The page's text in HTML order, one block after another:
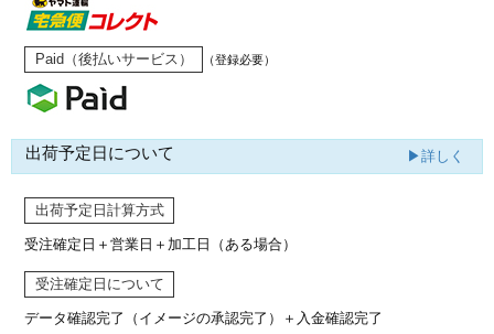
Paid（後払いサービス） （登録必要）
出荷予定日について ▶詳しく
出荷予定日計算方式
受注確定日＋営業日＋加工日（ある場合）
受注確定日について
データ確認完了（イメージの承認完了） ＋入金確認完了